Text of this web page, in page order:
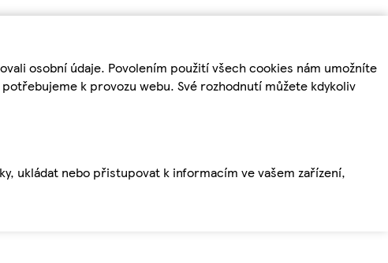
osobní údaje. Povolením použití všech cookies nám umožníte
k provozu webu. Své rozhodnutí můžete kdykoliv
ukládat nebo přistupovat k informacím ve vašem zařízení,